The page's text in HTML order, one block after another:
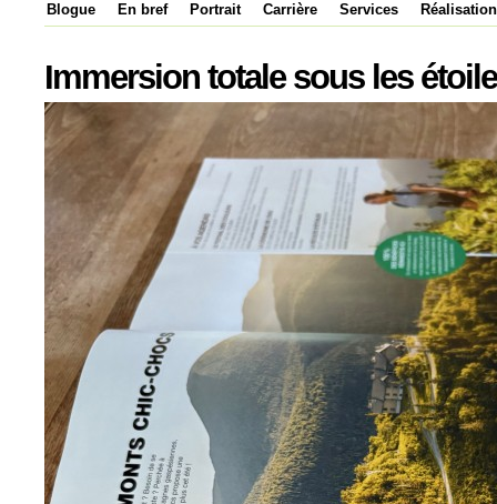
Blogue En bref Portrait Carrière Services
Immersion totale sous les